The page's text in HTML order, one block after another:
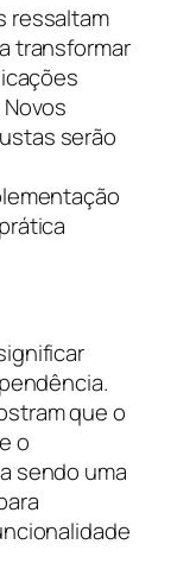
ressaltam
transformar
serão
que o
o
sendo uma